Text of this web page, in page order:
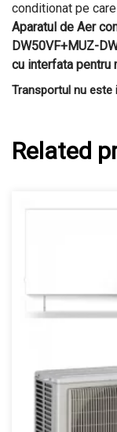
conditionat pe
Aparatul de Aer
DW50VF+MUZ-
cu interfata pentru
Transportul nu este
Related